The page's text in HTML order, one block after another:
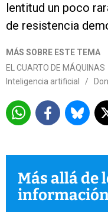
lentitud un poco
de resistencia
MÁS SOBRE ESTE TEMA
EL CUARTO DE MÁQUINAS
Inteligencia artificial
/
Más allá de